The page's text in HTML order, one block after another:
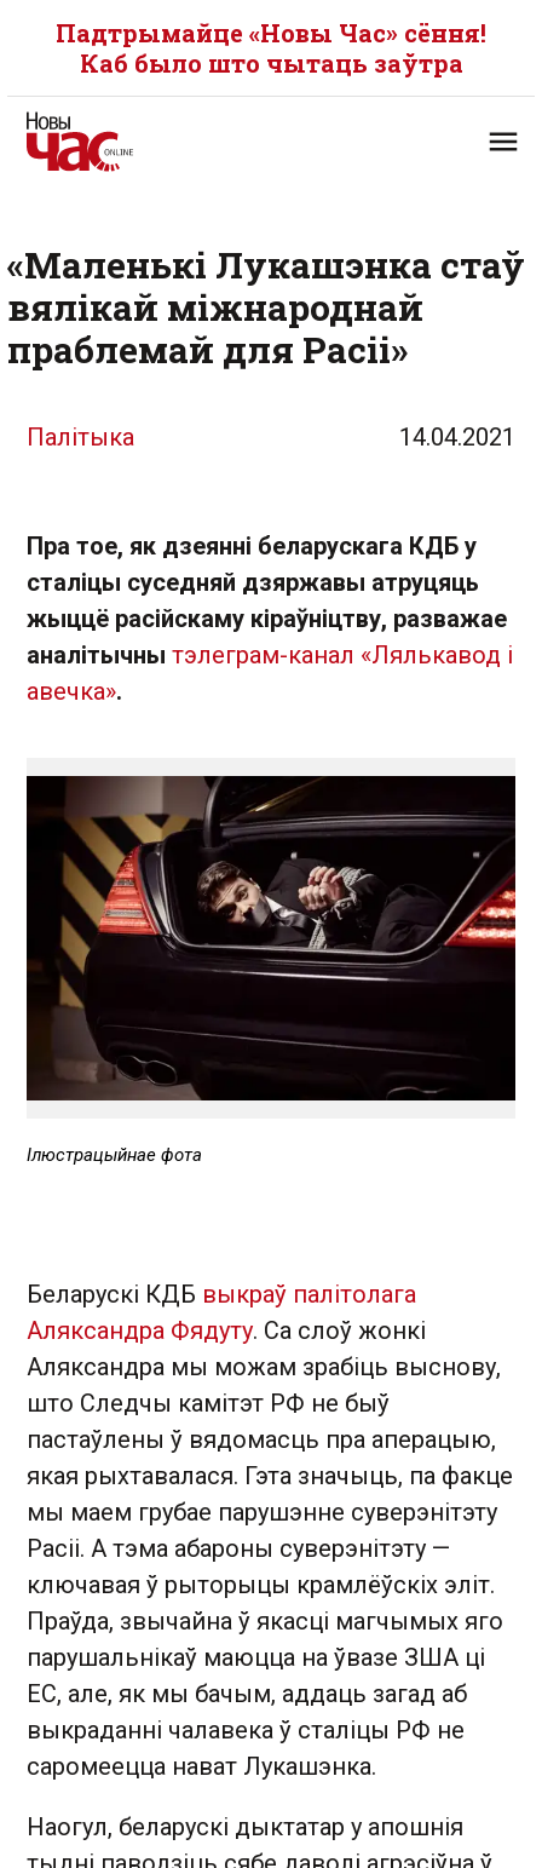
Падтрымайце «Новы Час» сёння!
Каб было што чытаць заўтра
«Маленькі Лукашэнка стаў
вялікай міжнароднай
праблемай для Расіі»
Палітыка 14.04.2021
Пра тое, як дзеянні беларускага КДБ у
сталіцы суседняй дзяржавы атруцяць
жыццё расійскаму кіраўніцтву, разважае
аналітычны тэлеграм-канал «Лялькавод і
авечка».
Ілюстрацыйнае фота
Беларускі КДБ выкраў палітолага
Аляксандра Фядуту. Са слоў жонкі
Аляксандра мы можам зрабіць выснову,
што Следчы камітэт РФ не быў
пастаўлены ў вядомасць пра аперацыю,
якая рыхтавалася. Гэта значыць, па факце
мы маем грубае парушэнне суверэнітэту
Расіі. А тэма абароны суверэнітэту —
ключавая ў рыторыцы крамлёўскіх эліт.
Праўда, звычайна ў якасці магчымых яго
парушальнікаў маюцца на ўвазе ЗША ці
ЕС, але, як мы бачым, аддаць загад аб
выкраданні чалавека ў сталіцы РФ не
саромеецца нават Лукашэнка.
Наогул, беларускі дыктатар у апошнія